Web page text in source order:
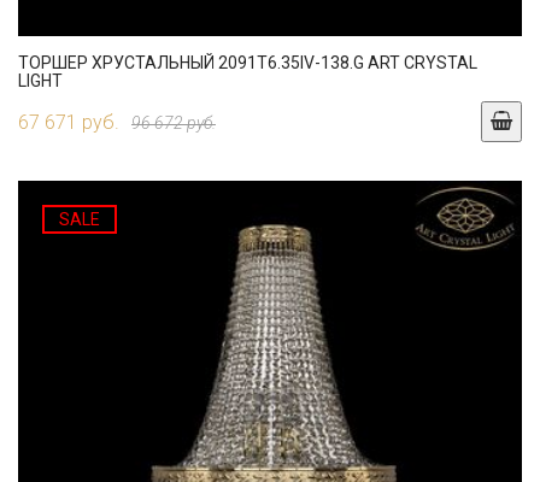
ТОРШЕР ХРУСТАЛЬНЫЙ 2091T6.35IV-138.G ART CRYSTAL
LIGHT
67 671 руб. 96 672 руб.
SALE